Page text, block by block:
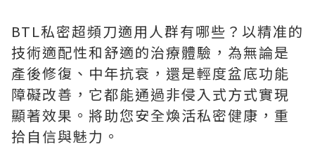
BTL私密超頻刀適用人群有哪些？以精准的
技術適配性和舒適的治療體驗，為無論是
產後修復、中年抗衰，還是輕度盆底功能
障礙改善，它都能通過非侵入式方式實現
顯著效果。將助您安全煥活私密健康，重
拾自信與魅力。